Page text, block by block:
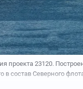
проекта 23120.
в состав Северного